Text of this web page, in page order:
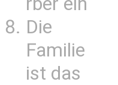
Die
Familie
ist das